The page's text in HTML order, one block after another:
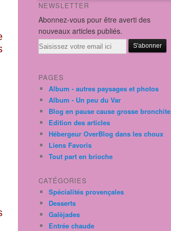
NEWSLETTER
Abonnez-vous pour être averti des
nouveaux articles publiés.
Email
PAGES
Album - autres paysages et photos
Album - Un peu du Var
Blog en pause cause grosse bronchite
Edition des articles
Hébergeur OverBlog dans les choux
Liens Favoris
Tout part en brioche
CATÉGORIES
Spécialités provençales
Desserts
Galèjades
Entrée chaude